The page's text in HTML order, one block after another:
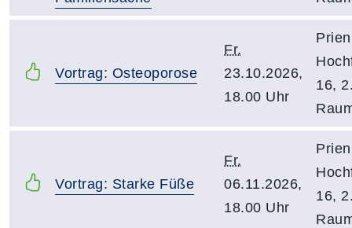
Vortrag: Osteoporose
Fr.
23.10.2026,
18.00 Uhr
16,
Vortrag: Starke Füße
Fr.
06.11.2026,
18.00 Uhr
16,